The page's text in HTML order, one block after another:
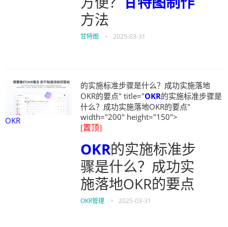
方法
甘特图 • 2025-03-31
OKR
的实施标准步骤是什么？成功实施落地
OKR的要点" title="OKR的实施标准步骤是
什么？成功实施落地OKR的要点"
width="200" height="150">
[置顶]
OKR的实施标准步
骤是什么？成功实
施落地OKR的要点
OKR管理 • 2025-03-31